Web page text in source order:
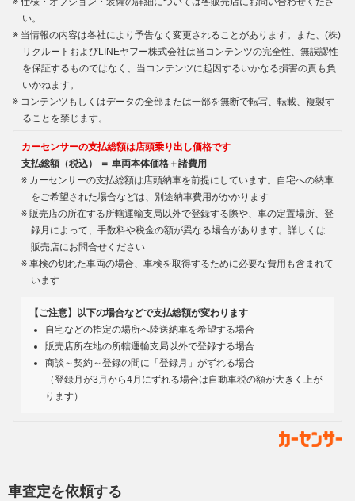
い。
当情報の内容は各社により予告なく変更されることがあります。また、(株)
リクルートおよびLINEヤフー株式会社は当コンテンツの完全性、無誤謬性
を保証するものではなく、当コンテンツに起因するいかなる損害の責も負
いかねます。
コンテンツもしくはデータの全部または一部を無断で転写、転載、複製す
ることを禁じます。
カーセンサーの支払総額は店頭乗り出し価格です
支払総額（税込） ＝ 車両本体価格＋諸費用
カーセンサーの支払総額は店頭納車を前提にしています。自宅への納車
をご希望された場合などは、別途納車費用がかかります
販売店の所在する所轄運輸支局以外で登録する際や、車の定置場所、登
録月によって、手数料や税金の額が異なる場合があります。詳しくは
販売店にお問合せください
車検の切れた車両の場合、車検を取得するために必要な費用も含まれて
います
【ご注意】以下の場合などで支払総額が変わります
自宅などの指定の場所へ陸送納車を希望する場合
販売店所在地の所轄運輸支局以外で登録する場合
商談～契約～登録の間に「登録月」がずれる場合
（登録月が3月から4月にずれる場合は自動車税の額が大きく上が
ります）
車査定を依頼する